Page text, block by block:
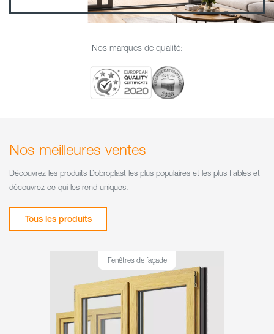
Nos marques de qualité:
Nos marques de qualité:
Nos meilleures ventes
Découvrez les produits Dobroplast les plus populaires et les plus fiables et
découvrez ce qui les rend uniques.
Tous les produits
Fenêtres de façade